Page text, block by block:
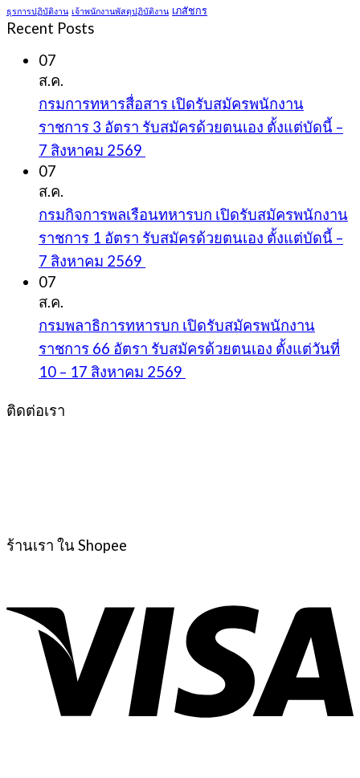
ธุรการปฏิบัติงาน เจ้าพนักงานพัสดุปฏิบัติงาน เภสัชกร
Recent Posts
07
ส.ค.
กรมการทหารสื่อสาร เปิดรับสมัครพนักงาน
ราชการ 3 อัตรา รับสมัครด้วยตนเอง ตั้งแต่บัดนี้ –
7 สิงหาคม 2569
07
ส.ค.
กรมกิจการพลเรือนทหารบก เปิดรับสมัครพนักงาน
ราชการ 1 อัตรา รับสมัครด้วยตนเอง ตั้งแต่บัดนี้ –
7 สิงหาคม 2569
07
ส.ค.
กรมพลาธิการทหารบก เปิดรับสมัครพนักงาน
ราชการ 66 อัตรา รับสมัครด้วยตนเอง ตั้งแต่วันที่
10 – 17 สิงหาคม 2569
ติดต่อเรา
ร้านเรา ใน Shopee